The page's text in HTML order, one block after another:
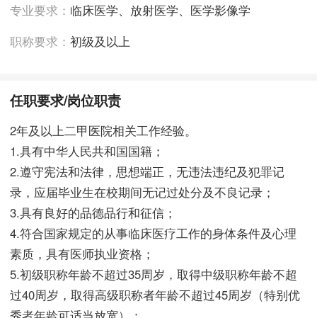
专业要求： 临床医学、放射医学、医学影像学
职称要求：初级及以上
任职要求/岗位职责
2年及以上二甲医院相关工作经验。
1.具有中华人民共和国国籍；
2.遵守宪法和法律，思想端正，无违法违纪及犯罪记
录，应届毕业生在校期间无记过处分及不良记录；
3.具有良好的品德品行和征信；
4.符合国家规定的从事临床医疗工作的身体条件及心理
素质，具有医师执业资格；
5.初级职称年龄不超过35周岁，取得中级职称年龄不超
过40周岁，取得高级职称者年龄不超过45周岁（特别优